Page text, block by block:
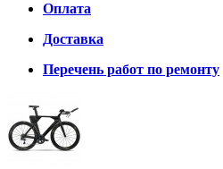
Оплата
Доставка
Перечень работ по ремонту